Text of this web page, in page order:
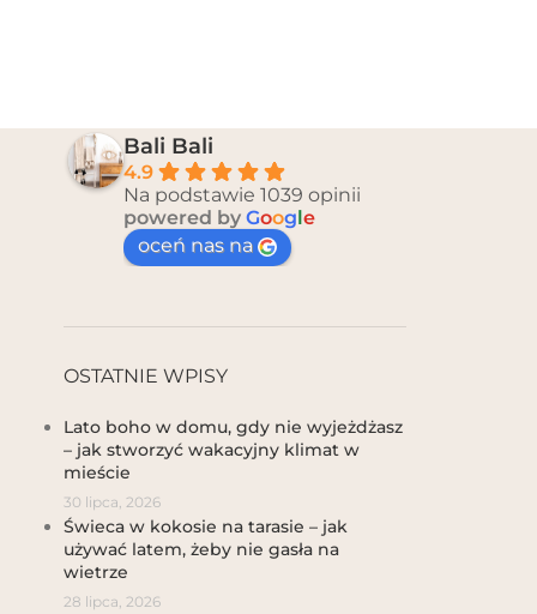
Bali Bali
4.9
Na podstawie 1039 opinii
powered by Google
oceń nas na
OSTATNIE WPISY
Lato boho w domu, gdy nie wyjeżdżasz
– jak stworzyć wakacyjny klimat w
mieście
30 lipca, 2026
Świeca w kokosie na tarasie – jak
używać latem, żeby nie gasła na
wietrze
28 lipca, 2026